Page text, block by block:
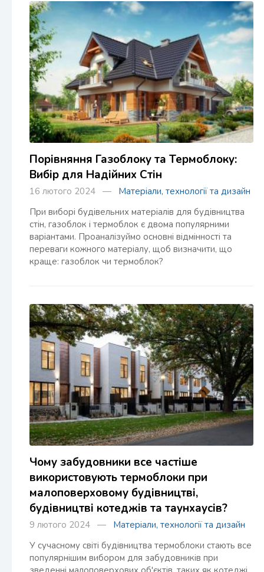
Порівняння Газоблоку та Термоблоку:
Вибір для Надійних Стін
16 лютого 2024 — Матеріали, технології та дизайн
При виборі будівельних матеріалів для будівництва
стін, газоблок і термоблок є двома популярними
варіантами. Проаналізуймо основні відмінності та
переваги кожного матеріалу, щоб визначити, що
краще: газоблок чи термоблок?
Чому забудовники все частіше
використовують термоблоки при
малоповерховому будівництві,
будівництві котеджів та таунхаусів?
9 лютого 2024 — Матеріали, технології та дизайн
У сучасному світі будівництва термоблоки стають все
популярнішим вибором для забудовників при